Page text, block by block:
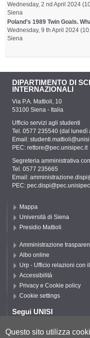
Wednesday, 2 nd April 2024
Siena
Poland’s 1989 Twin Goals.
Wednesday, 9 th April 2024
Siena
DIPARTIMENTO DI
INTERNAZIONALI
Via P.A. Mattioli, 10
53100 Siena - Italia
Ufficio servizi agli studenti
Tel. 0577 235540 (dal
Email:
PEC: rettore@pec.unisipec.it
Segreteria amministrativa
Tel. 0577 235665
Email:
PEC:
Mappa
Università di Siena
Presidio Mattioli
Amministrazione
Albo online
Urp - Ufficio relazioni con
Accessibilità
Privacy e Cookie policy
Cookie settings
Segui UNISI
Questo sito utilizza